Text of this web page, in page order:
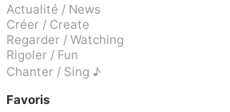
Actualité / News
Créer / Create
Regarder / Watching
Rigoler / Fun
Chanter / Sing ♪
Favoris